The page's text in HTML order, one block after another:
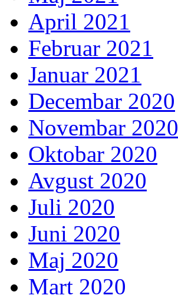
April 2021
Februar 2021
Januar 2021
Decembar 2020
Novembar 2020
Oktobar 2020
Avgust 2020
Juli 2020
Juni 2020
Maj 2020
Mart 2020